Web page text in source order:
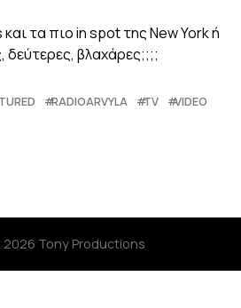
τα πιο in spot της New York ή
δεύτερες, βλαχάρες;;;;
RADIOARVYLA TV VIDEO
Tony Productions